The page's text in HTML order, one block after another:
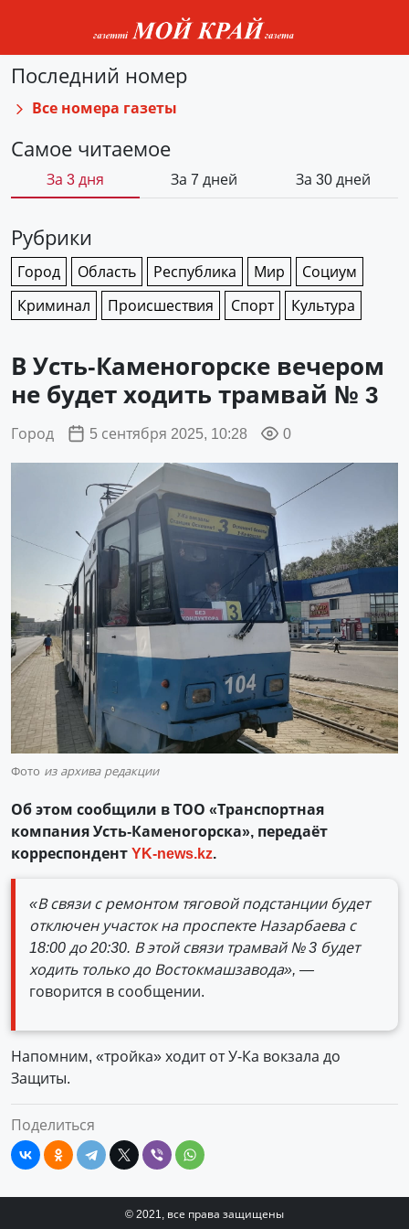
В Усть-Каменогорске вечером
не будет ходить трамвай № 3
Город 5 сентября 2025, 10:28 0
Фото из архива редакции
Об этом сообщили в ТОО «Транспортная
компания Усть-Каменогорска», передаёт
корреспондентYK-news.kz.
«В связи с ремонтом тяговой подстанции будет
отключен участок на проспекте Назарбаева с
18:00 до 20:30. В этой связи трамвай № 3 будет
ходить только до Востокмашзавода», —
говорится в сообщении.
Напомним, «тройка» ходит от У-Ка вокзала до
Защиты.
Поделиться
Последний номер
Все номера газеты
Самое читаемое
За 3 дня За 7 дней За 30 дней
Рубрики
Город Область Республика Мир
Социум
Криминал
Происшествия Спорт Культура
© 2021, все права защищены